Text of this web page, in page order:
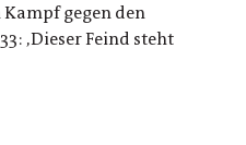
gegen den
‚Dieser Feind steht